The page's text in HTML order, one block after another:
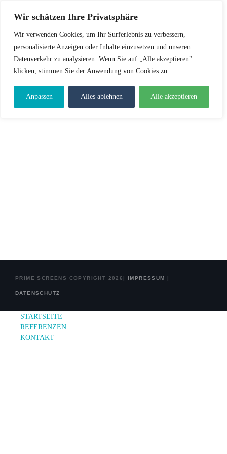
Wir schätzen Ihre Privatsphäre
Wir verwenden Cookies, um Ihr Surferlebnis zu verbessern,
personalisierte Anzeigen oder Inhalte einzusetzen und unseren
Datenverkehr zu analysieren. Wenn Sie auf „Alle akzeptieren"
klicken, stimmen Sie der Anwendung von Cookies zu.
Anpassen Alles ablehnen Alle akzeptieren
PRIME SCREENS COPYRIGHT 2026| IMPRESSUM |
DATENSCHUTZ
STARTSEITE
REFERENZEN
KONTAKT